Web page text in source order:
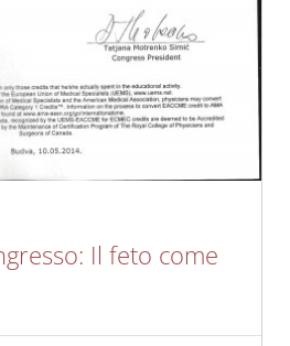
Il feto come